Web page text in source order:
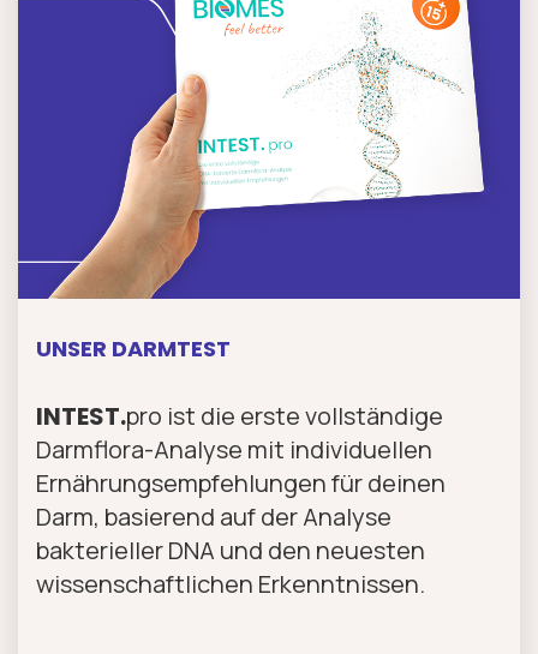
UNSER DARMTEST
INTEST.pro ist die erste vollständige
Darmflora-Analyse mit individuellen
Ernährungs­empfehlungen für deinen
Darm, basierend auf der Analyse
bakterieller DNA und den neuesten
wissenschaftlichen Erkenntnissen.